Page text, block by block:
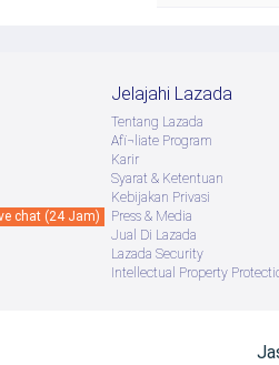
chat (24 Jam)
Jelajahi Lazada
Tentang Lazada
Afï¬liate Program
Karir
Syarat & Ketentuan
Kebijakan Privasi
Press & Media
Jual Di Lazada
Lazada Security
Intellectual Property